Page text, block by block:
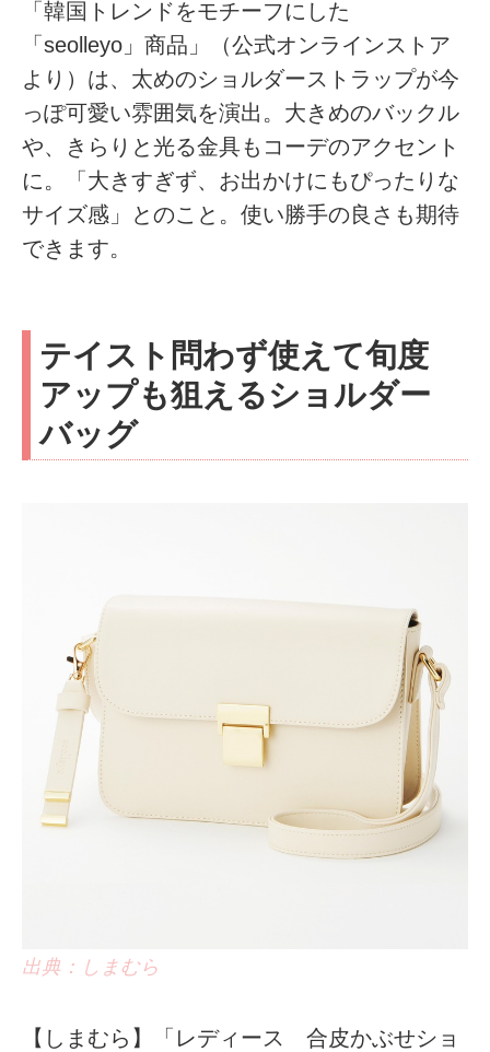
「韓国トレンドをモチーフにした
「seolleyo」商品」（公式オンラインストア
より）は、太めのショルダーストラップが今
っぽ可愛い雰囲気を演出。大きめのバックル
や、きらりと光る金具もコーデのアクセント
に。「大きすぎず、お出かけにもぴったりな
サイズ感」とのこと。使い勝手の良さも期待
できます。
テイスト問わず使えて旬度
アップも狙えるショルダー
バッグ
出典：しまむら
【しまむら】「レディース 合皮かぶせショ